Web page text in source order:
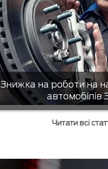
Знижка на роботи на
автомобілів
Читати всі